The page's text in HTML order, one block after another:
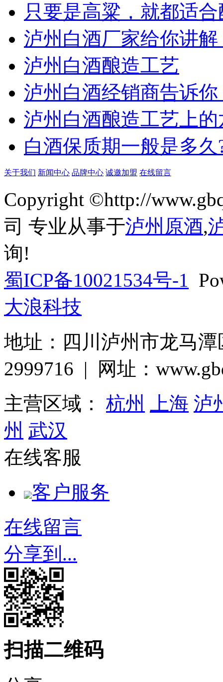
只要是高粱，就都适
泸州白酒厂家给你讲
泸州白酒酿造工艺
泸州白酒经销商告诉
泸州白酒酿造工艺上
白酒保质期一般是多
关于我们 新闻中心 品牌中心 诚邀加盟 在线留言
Copyright ©http://
司 专业从事于泸州原酒,
询!
蜀ICP备10021534号-1
大浪科技
地址：四川泸州市龙马
2999716 | 网址：
主营区域： 杭州 上海 泸
州 武汉
在线客服
客户服务
在线留言
分享到...
扫描二维码